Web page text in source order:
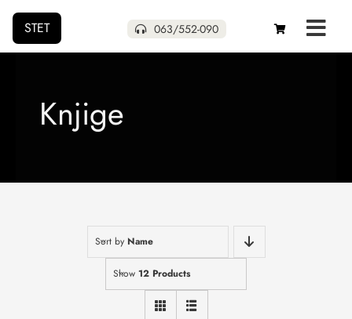
STET
Naša izdanja
063/552-090
Knjige
Sort by Name
Show 12 Products